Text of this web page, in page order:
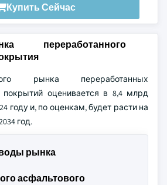
Купить Сейчас
переработанного
рынка переработанных
покрытий оценивается в 8,4 млрд
году и, по оценкам, будет расти на
год.
рынка
асфальтового